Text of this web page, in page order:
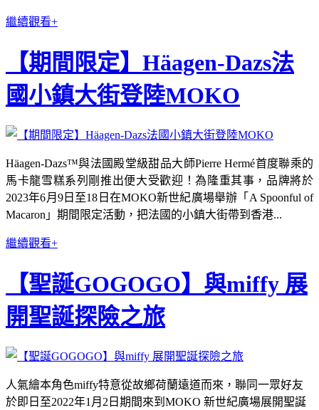
繼續觀看+
【期間限定】Häagen-Dazs法
國小鎮大街登陸MOKO
Häagen-Dazs™與法國殿堂級甜品大師Pierre Hermé首度聯乘的
馬卡龍雪糕系列剛推出便大受歡迎！為隆重其事，品牌將於
2023年6月9日至18日在MOKO新世紀廣場舉辦「A Spoonful of
Macaron」期間限定活動，把法國的小鎮大街帶到香港...
繼續觀看+
【聖誕GOGOGO】與miffy 展
開聖誕探險之旅
人氣繪本角色miffy特意從故鄉荷蘭遠道而來，聯同一眾好友
於即日至2022年1月2日期間來到MOKO 新世紀廣場展開聖誕